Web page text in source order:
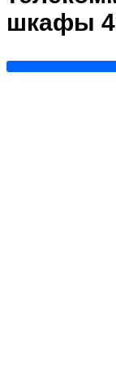
шкафы